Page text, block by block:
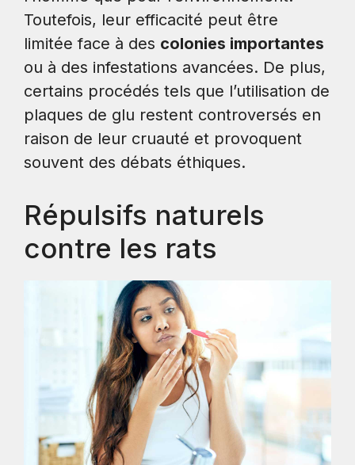
Toutefois, leur efficacité peut être
limitée face à des colonies importantes
ou à des infestations avancées. De plus,
certains procédés tels que l’utilisation de
plaques de glu restent controversés en
raison de leur cruauté et provoquent
souvent des débats éthiques.
Répulsifs naturels
contre les rats